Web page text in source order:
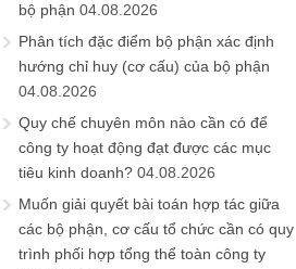
bộ phận 04.08.2026
Phân tích đặc điểm bộ phận xác định
hướng chỉ huy (cơ cấu) của bộ phận
04.08.2026
Quy chế chuyên môn nào cần có để
công ty hoạt động đạt được các mục
tiêu kinh doanh? 04.08.2026
Muốn giải quyết bài toán hợp tác giữa
các bộ phận, cơ cấu tổ chức cần có quy
trình phối hợp tổng thể toàn công ty